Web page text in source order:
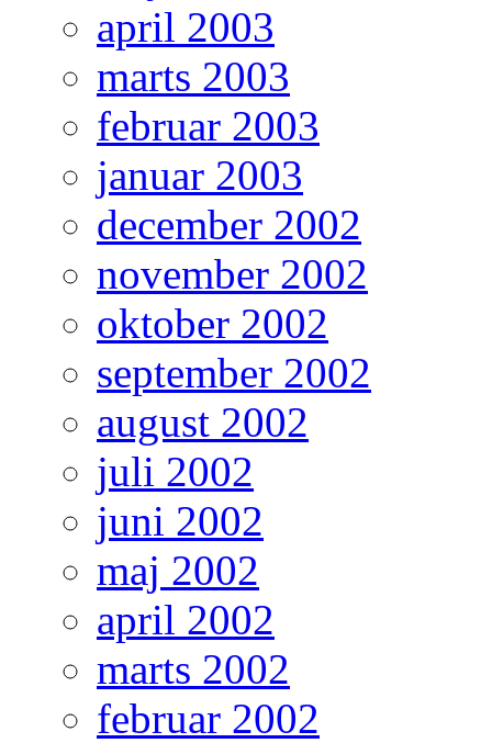
april 2003
marts 2003
februar 2003
januar 2003
december 2002
november 2002
oktober 2002
september 2002
august 2002
juli 2002
juni 2002
maj 2002
april 2002
marts 2002
februar 2002